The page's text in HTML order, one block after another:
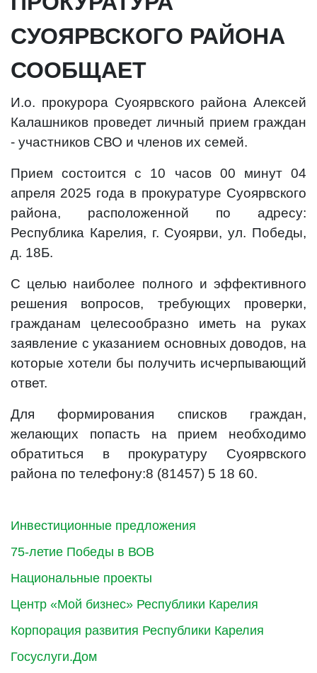
Инвестиционные предложения
75-летие Победы в ВОВ
Национальные проекты
Центр «Мой бизнес» Республики Карелия
Корпорация развития Республики Карелия
Госуслуги.Дом
СУОЯРВСКОГО РАЙОНА
СООБЩАЕТ
И.о. прокурора Суоярвского района Алексей
Калашников проведет личный прием граждан
- участников СВО и членов их семей.
Прием состоится с 10 часов 00 минут 04
апреля 2025 года в прокуратуре Суоярвского
района, расположенной по адресу:
Республика Карелия, г. Суоярви, ул. Победы,
д. 18Б.
С целью наиболее полного и эффективного
решения вопросов, требующих проверки,
гражданам целесообразно иметь на руках
заявление с указанием основных доводов, на
которые хотели бы получить исчерпывающий
ответ.
Для формирования списков граждан,
желающих попасть на прием необходимо
обратиться в прокуратуру Суоярвского
района по телефону:8 (81457) 5 18 60.